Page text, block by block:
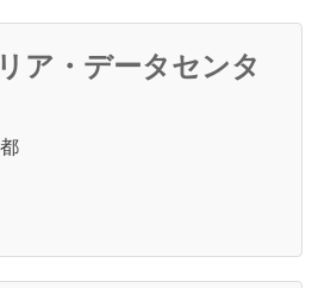
ア・データセンタ